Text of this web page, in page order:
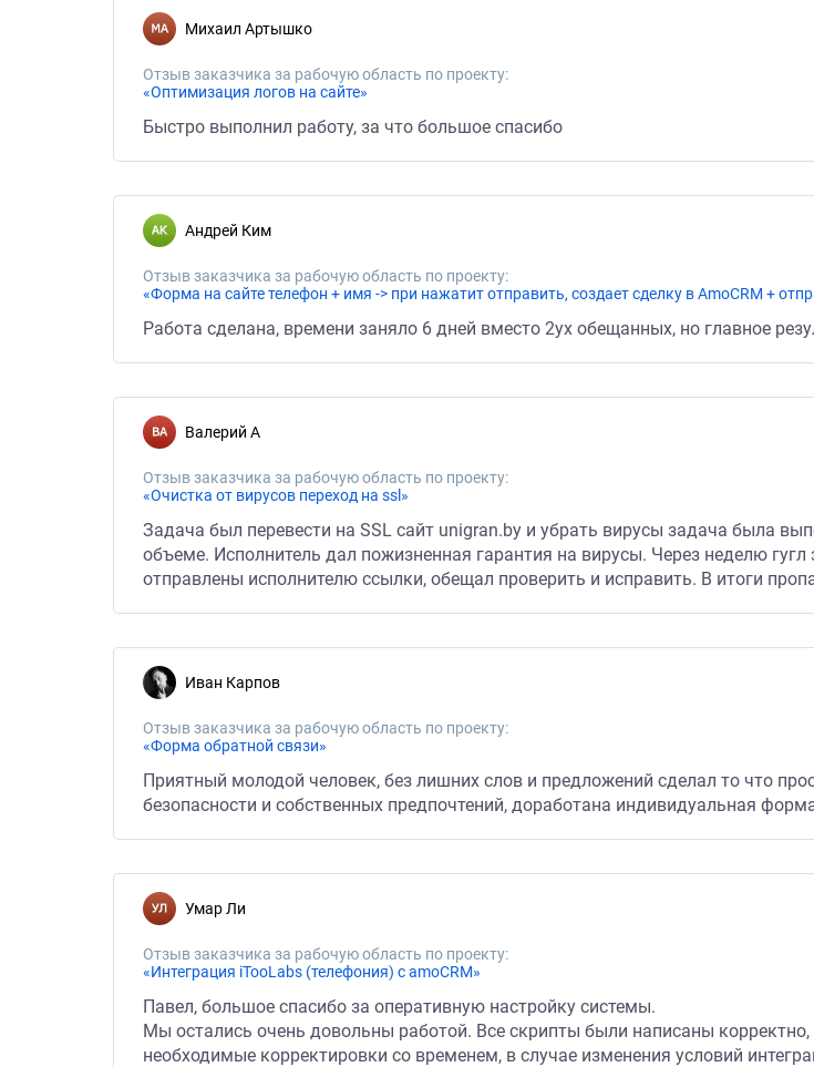
Михаил Артышко
Отзыв заказчика за рабочую область по проекту:
«Оптимизация логов на сайте»
Быстро выполнил работу, за что большое спасибо
Андрей Ким
Отзыв заказчика за рабочую область по проекту:
«Форма на сайте телефон + имя -> при нажатит отправить, создает сделку в AmoCRM +
Работа сделана, времени заняло 6 дней вместо 2ух обещанных, но главное
Валерий А
Отзыв заказчика за рабочую область по проекту:
«Очистка от вирусов переход на ssl»
Задача был перевести на SSL сайт unigran.by и убрать вирусы задача была
объеме. Исполнитель дал пожизненная гарантия на вирусы. Через неделю
отправлены исполнителю ссылки, обещал проверить и исправить. В итоги
Иван Карпов
Отзыв заказчика за рабочую область по проекту:
«Форма обратной связи»
Приятный молодой человек, без лишних слов и предложений сделал то что
безопасности и собственных предпочтений, доработана индивидуальная
Умар Ли
Отзыв заказчика за рабочую область по проекту:
«Интеграция iTooLabs (телефония) с amoCRM»
Павел, большое спасибо за оперативную настройку системы.
Мы остались очень довольны работой. Все скрипты были написаны
необходимые корректировки со временем, в случае изменения условий